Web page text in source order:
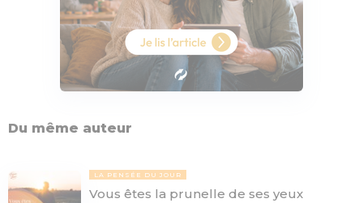
Du même auteur
LA PENSÉE DU JOUR
Vous êtes la prunelle de ses yeux